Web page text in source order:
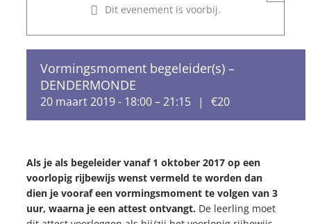
Dit evenement is voorbij.
Vormingsmoment begeleider(s) –
DENDERMONDE
20 maart 2019 - 18:00–21:15 | €20
Als je als begeleider vanaf 1 oktober 2017 op een
voorlopig rijbewijs wenst vermeld te worden dan
dien je vooraf een vormingsmoment te volgen van 3
uur, waarna je een attest ontvangt. De leerling moet